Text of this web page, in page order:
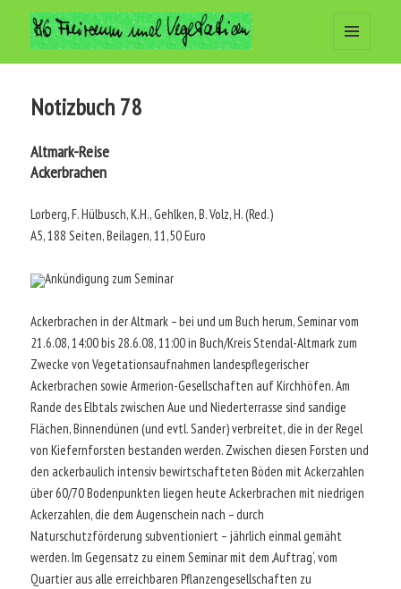
Arbeitsgemeinschaft Freiraum
und Vegetation
Notizbuch 78
Altmark-Reise
Ackerbrachen
Lorberg, F. Hülbusch, K.H., Gehlken, B. Volz, H. (Red.)
A5, 188 Seiten, Beilagen, 11,50 Euro
Ankündigung zum Seminar
Ackerbrachen in der Altmark – bei und um Buch herum, Seminar vom
21.6.08, 14:00 bis 28.6.08, 11:00 in Buch/Kreis Stendal-Altmark zum
Zwecke von Vegetationsaufnahmen landespflegerischer
Ackerbrachen sowie Armerion-Gesellschaften auf Kirchhöfen. Am
Rande des Elbtals zwischen Aue und Niederterrasse sind sandige
Flächen, Binnendünen (und evtl. Sander) verbreitet, die in der Regel
von Kiefernforsten bestanden werden. Zwischen diesen Forsten und
den ackerbaulich intensiv bewirtschafteten Böden mit Ackerzahlen
über 60/70 Bodenpunkten liegen heute Ackerbrachen mit niedrigen
Ackerzahlen, die dem Augenschein nach – durch
Naturschutzförderung subventioniert – jährlich einmal gemäht
werden. Im Gegensatz zu einem Seminar mit dem ‚Auftrag‘, vom
Quartier aus alle erreichbaren Pflanzengesellschaften zu